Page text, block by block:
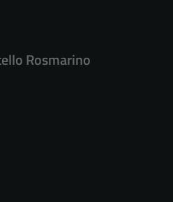
Rosmarino